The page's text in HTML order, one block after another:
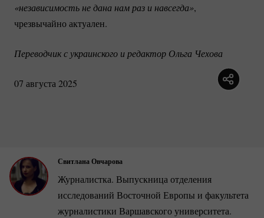
«независимость не дана нам раз и навсегда»,
чрезвычайно актуален.
Переводчик с украинского и редактор Ольга Чехова
07 августа 2025
Свитлана Овчарова
Журналистка. Выпускница отделения
исследований Восточной Европы и факультета
журналистики Варшавского университета.